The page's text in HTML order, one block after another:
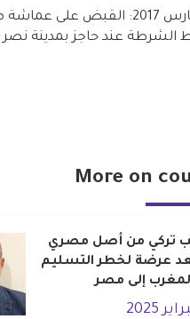
10 مارس 2017: القبض على
الشرطة عند حاجز بمدينة نصر
More on
تركي من أصل مصري
عرضة لخطر التسليم
إلى مصر